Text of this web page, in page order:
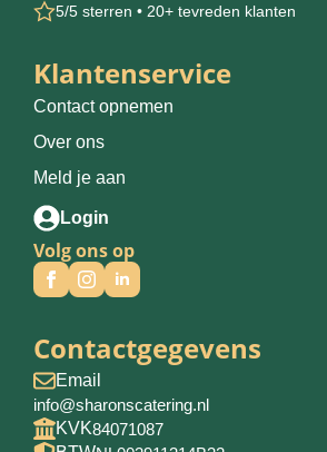
5/5 sterren • 20+ tevreden klanten
Klantenservice
Contact opnemen
Over ons
Meld je aan
Login
Volg ons op
Contactgegevens
Email
info@sharonscatering.nl
KVK84071087